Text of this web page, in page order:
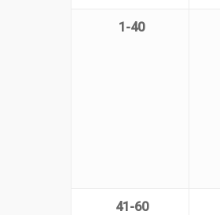
1-40
41-60